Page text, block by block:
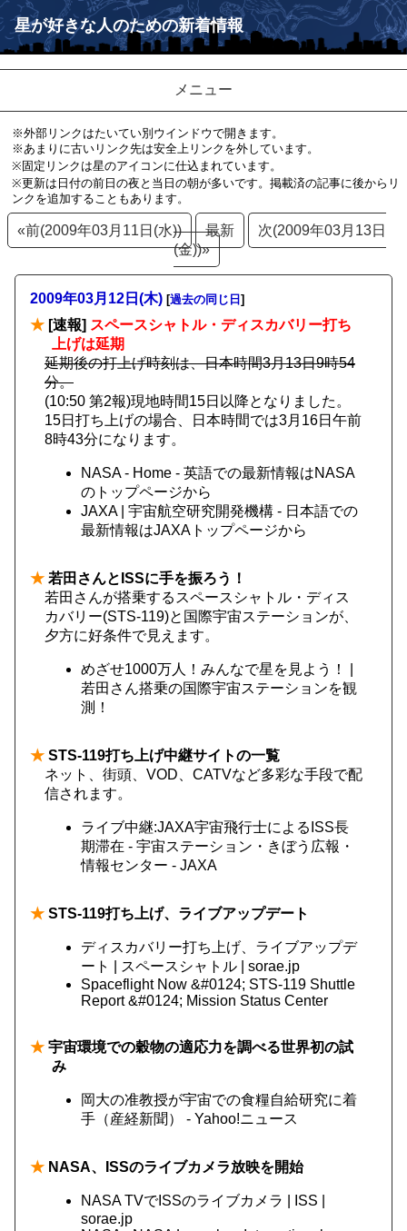
星が好きな人のための新着情報
メニュー
※外部リンクはたいてい別ウインドウで開きます。
※あまりに古いリンク先は安全上リンクを外しています。
※固定リンクは星のアイコンに仕込まれています。
※更新は日付の前日の夜と当日の朝が多いです。掲載済の記事に後からリ
ンクを追加することもあります。
«前(2009年03月11日(水)) 最新
次(2009年03月13日
(金))»
2009年03月12日(木) [過去の同じ日 ]
★ [速報] スペースシャトル・ディスカバリー打ち
上げは延期
延期後の打上げ時刻は、日本時間3月13日9時54
分。
(10:50 第2報)現地時間15日以降となりました。
15日打ち上げの場合、日本時間では3月16日午前
8時43分になります。
NASA - Home - 英語での最新情報はNASA
のトップページから
JAXA | 宇宙航空研究開発機構 - 日本語での
最新情報はJAXAトップページから
★ 若田さんとISSに手を振ろう！
若田さんが搭乗するスペースシャトル・ディス
カバリー(STS-119)と国際宇宙ステーションが、
夕方に好条件で見えます。
めざせ1000万人！みんなで星を見よう！ |
若田さん搭乗の国際宇宙ステーションを観
測！
★ STS-119打ち上げ中継サイトの一覧
ネット、街頭、VOD、CATVなど多彩な手段で配
信されます。
ライブ中継:JAXA宇宙飛行士によるISS長
期滞在 - 宇宙ステーション・きぼう広報・
情報センター - JAXA
★ STS-119打ち上げ、ライブアップデート
ディスカバリー打ち上げ、ライブアップデ
ート | スペースシャトル | sorae.jp
Spaceflight Now &#0124; STS-119 Shuttle
Report &#0124; Mission Status Center
★ 宇宙環境での穀物の適応力を調べる世界初の試
み
岡大の准教授が宇宙での食糧自給研究に着
手（産経新聞） - Yahoo!ニュース
★ NASA、ISSのライブカメラ放映を開始
NASA TVでISSのライブカメラ | ISS |
sorae.jp